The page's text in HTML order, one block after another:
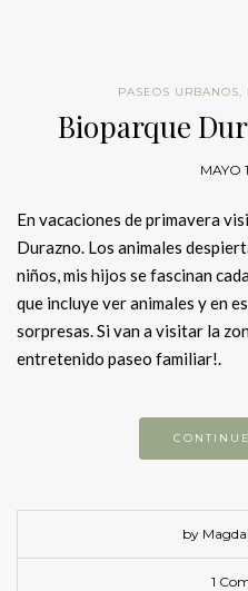
PASEOS URBANOS
Bioparque
MAYO
En vacaciones de primavera
Durazno. Los animales
niños, mis hijos se fascinan
que incluye ver animales y en
sorpresas. Si van a visitar la
entretenido paseo familiar!.
by
1